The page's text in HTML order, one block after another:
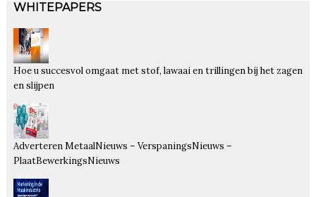
WHITEPAPERS
Hoe u succesvol omgaat met stof, lawaai en trillingen bij het zagen
en slijpen
Adverteren MetaalNieuws – VerspaningsNieuws –
PlaatBewerkingsNieuws